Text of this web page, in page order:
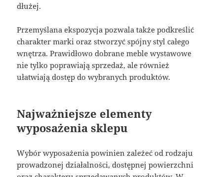
dłużej.
Przemyślana ekspozycja pozwala także podkreślić
charakter marki oraz stworzyć spójny styl całego
wnętrza. Prawidłowo dobrane meble wystawowe
nie tylko poprawiają sprzedaż, ale również
ułatwiają dostęp do wybranych produktów.
Najważniejsze elementy
wyposażenia sklepu
Wybór wyposażenia powinien zależeć od rodzaju
prowadzonej działalności, dostępnej powierzchni